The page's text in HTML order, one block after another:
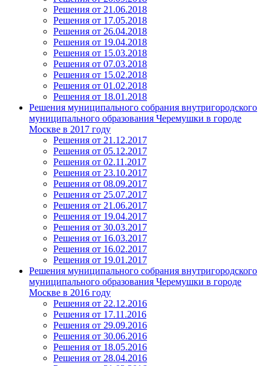
Решения от 21.06.2018
Решения от 17.05.2018
Решения от 26.04.2018
Решения от 19.04.2018
Решения от 15.03.2018
Решения от 07.03.2018
Решения от 15.02.2018
Решения от 01.02.2018
Решения от 18.01.2018
Решения муниципального собрания внутригородского
муниципального образования Черемушки в городе
Москве в 2017 году
Решения от 21.12.2017
Решения от 05.12.2017
Решения от 02.11.2017
Решения от 23.10.2017
Решения от 08.09.2017
Решения от 25.07.2017
Решения от 21.06.2017
Решения от 19.04.2017
Решения от 30.03.2017
Решения от 16.03.2017
Решения от 16.02.2017
Решения от 19.01.2017
Решения муниципального собрания внутригородского
муниципального образования Черемушки в городе
Москве в 2016 году
Решения от 22.12.2016
Решения от 17.11.2016
Решения от 29.09.2016
Решения от 30.06.2016
Решения от 18.05.2016
Решения от 28.04.2016